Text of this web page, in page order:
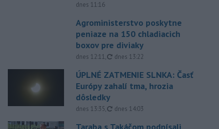
dnes 11:16
Agroministerstvo poskytne
peniaze na 150 chladiacich
boxov pre diviaky
dnes 12:11, aktualizované
dnes 13:22
ÚPLNÉ ZATMENIE SLNKA: Časť
Európy zahalí tma, hrozia
dôsledky
dnes 13:35, aktualizované
dnes 14:03